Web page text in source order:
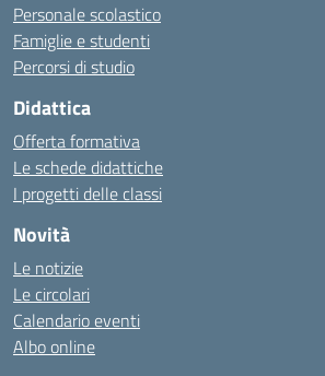
Personale scolastico
Famiglie e studenti
Percorsi di studio
Didattica
Offerta formativa
Le schede didattiche
I progetti delle classi
Novità
Le notizie
Le circolari
Calendario eventi
Albo online